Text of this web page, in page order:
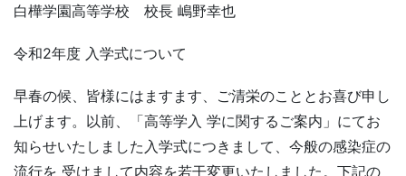
白樺学園高等学校 校長 嶋野幸也
令和2年度 入学式について
早春の候、皆様にはますます、ご清栄のこととお喜び申し
上げます。以前、「高等学入 学に関するご案内」にてお
知らせいたしました入学式につきまして、今般の感染症の
流行を 受けまして内容を若干変更いたしました。下記の